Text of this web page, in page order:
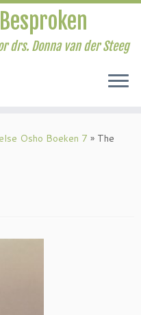
drs. Donna van der Steeg
Osho Boeken 7 » The